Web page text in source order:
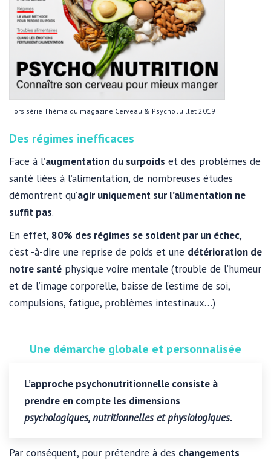
Hors série Théma du magazine Cerveau & Psycho Juillet 2019
Des régimes inefficaces
Face à l’augmentation du surpoids et des problèmes de
santé liées à l’alimentation, de nombreuses études
démontrent qu’agir uniquement sur l’alimentation ne
suffit pas.
En effet, 80% des régimes se soldent par un échec,
c’est -à-dire une reprise de poids et une détérioration de
notre santé physique voire mentale (trouble de l’humeur
et de l’image corporelle, baisse de l’estime de soi,
compulsions, fatigue, problèmes intestinaux…)
Une démarche globale et personnalisée
L’approche psychonutritionnelle consiste à
prendre en compte les dimensions
psychologiques, nutritionnelles et physiologiques.
Par conséquent, pour prétendre à des changements